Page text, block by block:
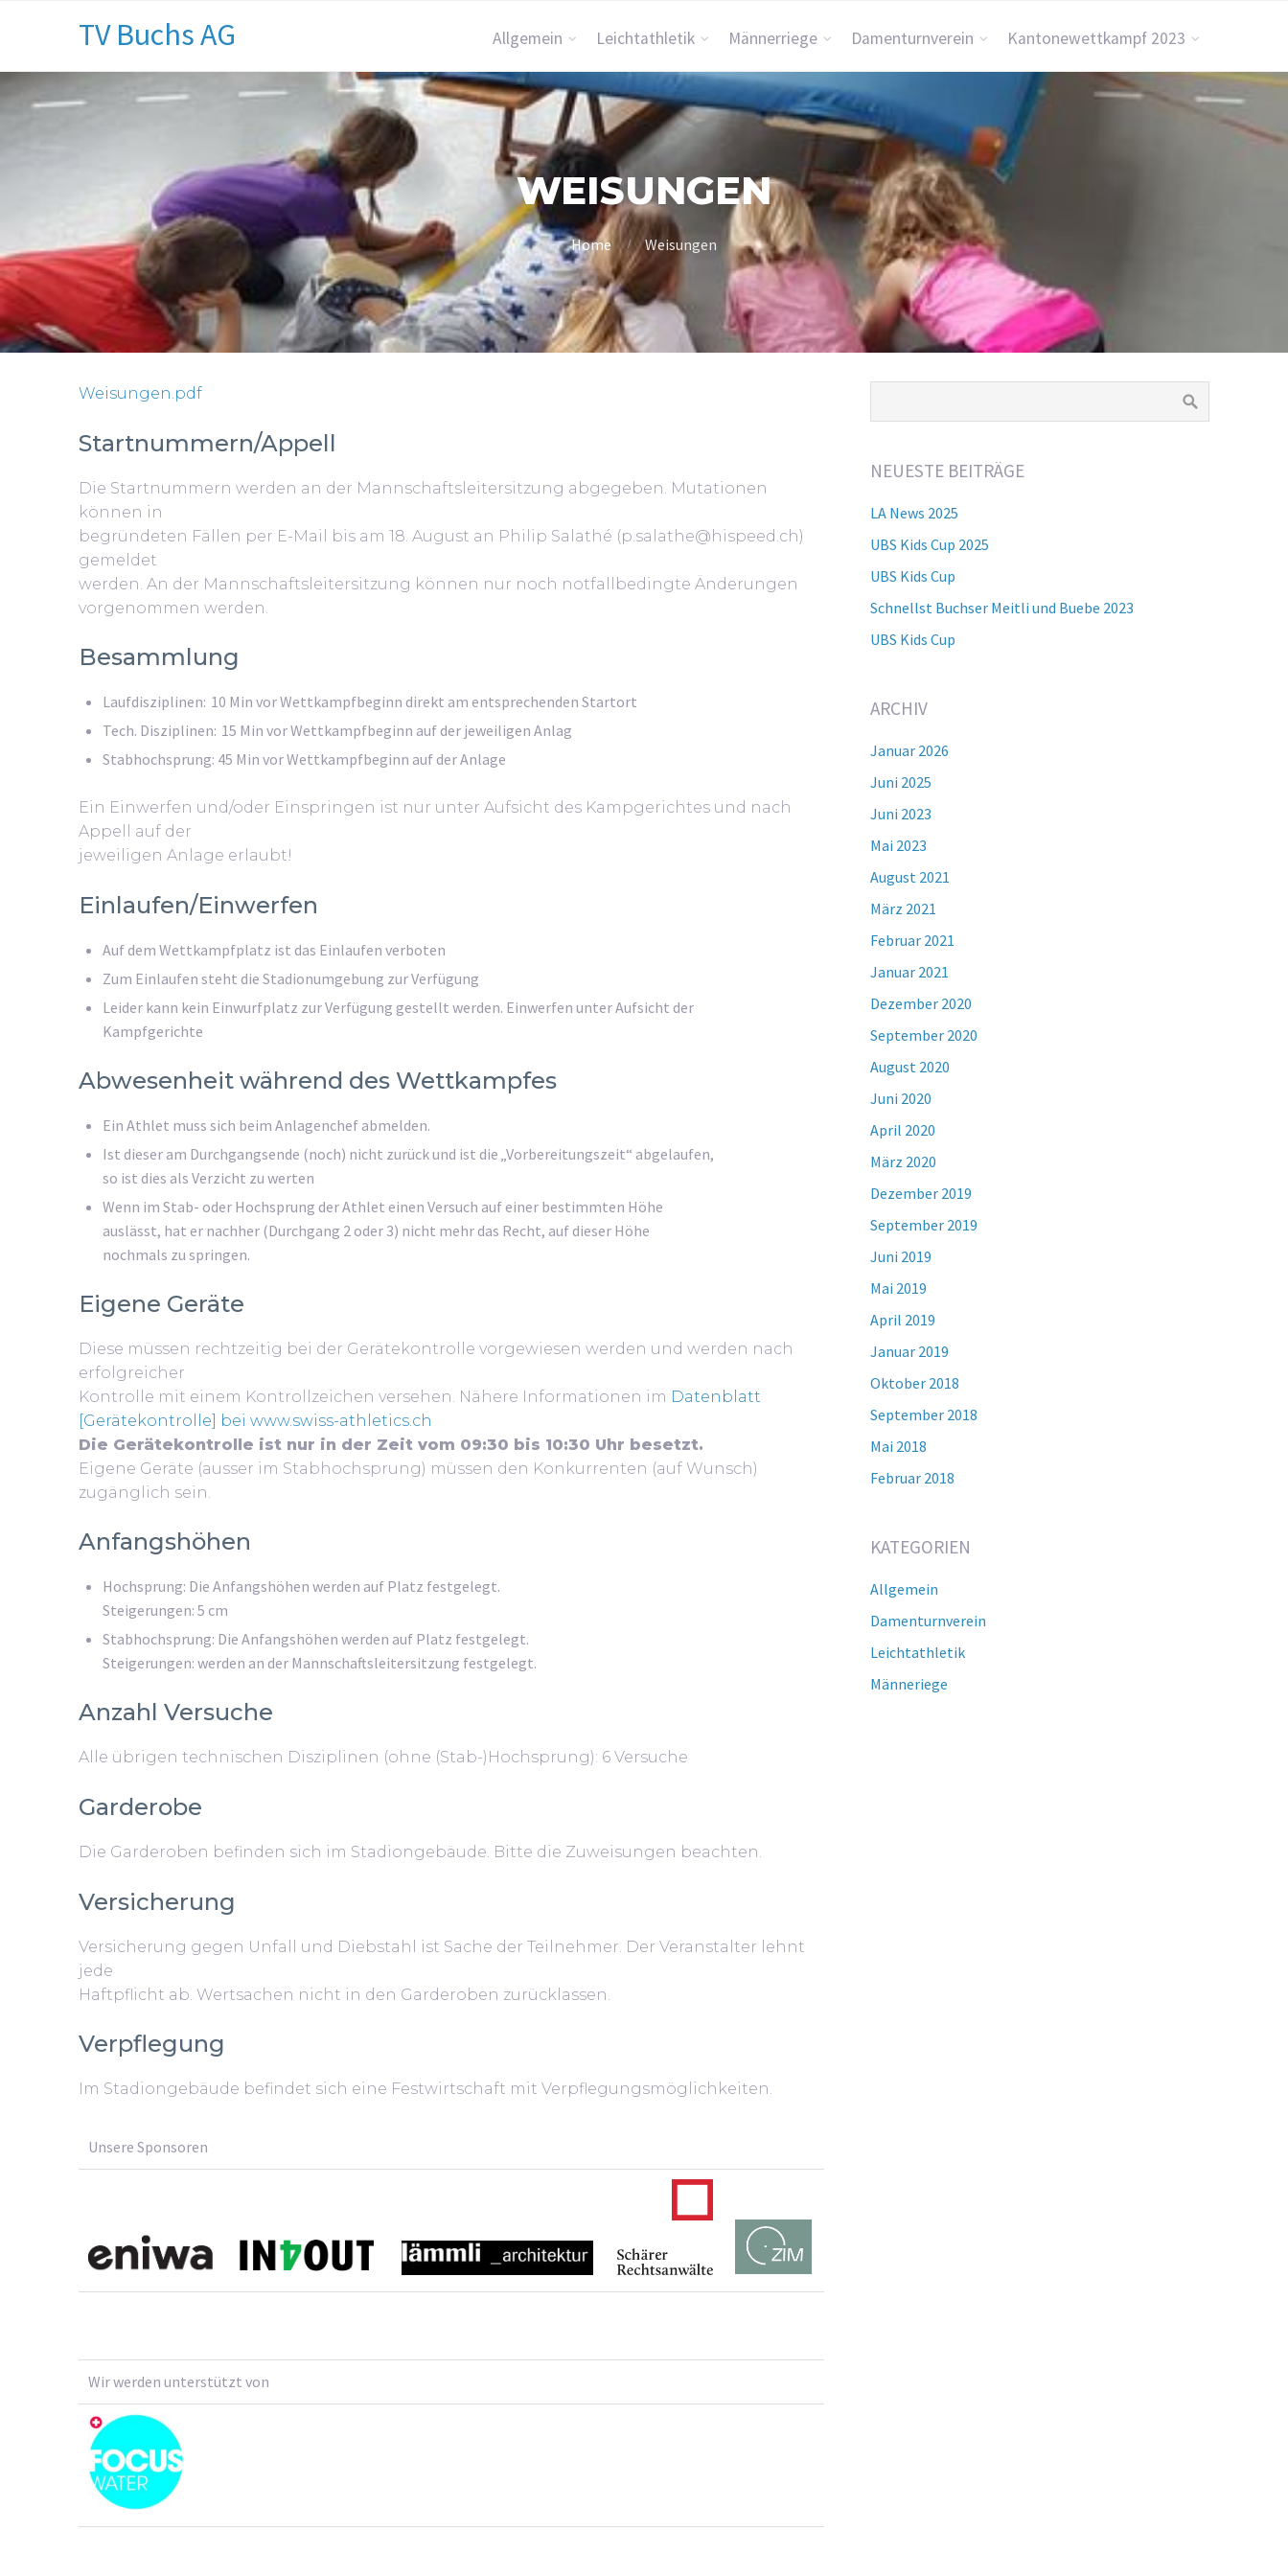
TV Buchs AG Allgemein Leichtathletik Männerriege Damenturnverein Kantonewettkampf 2023
WEISUNGEN
Home Weisungen
Weisungen.pdf
Startnummern/Appell
Die Startnummern werden an der Mannschaftsleitersitzung abgegeben. Mutationen
können in
begründeten Fällen per E-Mail bis am 18. August an Philip Salathé (p.salathe@hispeed.ch)
gemeldet
werden. An der Mannschaftsleitersitzung können nur noch notfallbedingte Änderungen
vorgenommen werden.
Besammlung
Laufdisziplinen: 10 Min vor Wettkampfbeginn direkt am entsprechenden Startort
Tech. Disziplinen: 15 Min vor Wettkampfbeginn auf der jeweiligen Anlag
Stabhochsprung: 45 Min vor Wettkampfbeginn auf der Anlage
Ein Einwerfen und/oder Einspringen ist nur unter Aufsicht des Kampgerichtes und nach
Appell auf der
jeweiligen Anlage erlaubt!
Einlaufen/Einwerfen
Auf dem Wettkampfplatz ist das Einlaufen verboten
Zum Einlaufen steht die Stadionumgebung zur Verfügung
Leider kann kein Einwurfplatz zur Verfügung gestellt werden. Einwerfen unter Aufsicht der
Kampfgerichte
Abwesenheit während des Wettkampfes
Ein Athlet muss sich beim Anlagenchef abmelden.
Ist dieser am Durchgangsende (noch) nicht zurück und ist die „Vorbereitungszeit“ abgelaufen,
so ist dies als Verzicht zu werten
Wenn im Stab- oder Hochsprung der Athlet einen Versuch auf einer bestimmten Höhe
auslässt, hat er nachher (Durchgang 2 oder 3) nicht mehr das Recht, auf dieser Höhe
nochmals zu springen.
Eigene Geräte
Diese müssen rechtzeitig bei der Gerätekontrolle vorgewiesen werden und werden nach
erfolgreicher
Kontrolle mit einem Kontrollzeichen versehen. Nähere Informationen im Datenblatt
[Gerätekontrolle] bei www.swiss-athletics.ch
Die Gerätekontrolle ist nur in der Zeit vom 09:30 bis 10:30 Uhr besetzt.
Eigene Geräte (ausser im Stabhochsprung) müssen den Konkurrenten (auf Wunsch)
zugänglich sein.
Anfangshöhen
Hochsprung: Die Anfangshöhen werden auf Platz festgelegt.
Steigerungen: 5 cm
Stabhochsprung: Die Anfangshöhen werden auf Platz festgelegt.
Steigerungen: werden an der Mannschaftsleitersitzung festgelegt.
Anzahl Versuche
Alle übrigen technischen Disziplinen (ohne (Stab-)Hochsprung): 6 Versuche
Garderobe
Die Garderoben befinden sich im Stadiongebäude. Bitte die Zuweisungen beachten.
Versicherung
Versicherung gegen Unfall und Diebstahl ist Sache der Teilnehmer. Der Veranstalter lehnt
jede
Haftpflicht ab. Wertsachen nicht in den Garderoben zurücklassen.
Verpflegung
Im Stadiongebäude befindet sich eine Festwirtschaft mit Verpflegungsmöglichkeiten.
Unsere Sponsoren
Wir werden unterstützt von
NEUESTE BEITRÄGE
LA News 2025
UBS Kids Cup 2025
UBS Kids Cup
Schnellst Buchser Meitli und Buebe 2023
UBS Kids Cup
ARCHIV
Januar 2026
Juni 2025
Juni 2023
Mai 2023
August 2021
März 2021
Februar 2021
Januar 2021
Dezember 2020
September 2020
August 2020
Juni 2020
April 2020
März 2020
Dezember 2019
September 2019
Juni 2019
Mai 2019
April 2019
Januar 2019
Oktober 2018
September 2018
Mai 2018
Februar 2018
KATEGORIEN
Allgemein
Damenturnverein
Leichtathletik
Männeriege